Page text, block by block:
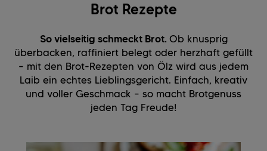
Brot Rezepte
So vielseitig schmeckt Brot. Ob knusprig
überbacken, raffiniert belegt oder herzhaft gefüllt
– mit den Brot-Rezepten von Ölz wird aus jedem
Laib ein echtes Lieblingsgericht. Einfach, kreativ
und voller Geschmack – so macht Brotgenuss
jeden Tag Freude!